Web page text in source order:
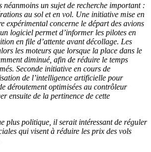
néanmoins un sujet de recherche important :
au sol et en vol. Une initiative mise en
expérimental concerne le départ des avions
logiciel permet d’informer les pilotes en
en file d’attente avant décollage. Les
les moteurs que lorsque la place dans le
diminué, afin de réduire le temps
Seconde initiative en cours de
de l’intelligence artificielle pour
déroutement optimisées au contrôleur
ensuite de la pertinence de cette
plus politique, il serait intéressant de réguler
qui visent à réduire les prix des vols